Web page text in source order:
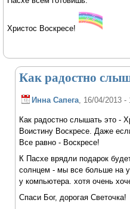
Христос Воскресе!
Как радостно
Инна Сапега, 16/04/2013 -
Как радостно слышать это -
Воистину Воскресе. Даже
Все равно - Воскресе!
К Пасхе врядли подарок
солнцем - мы все больше на
у компьютера. хотя очень
Спаси Бог, дорогая Светочка!